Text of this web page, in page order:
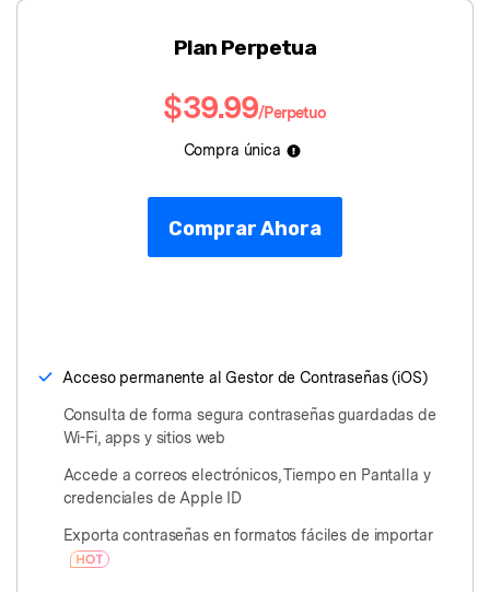
Plan Perpetua
$39.99/Perpetuo
Compra única
Comprar Ahora
󠀰Acceso permanente al Gestor de Contraseñas (iOS)
Consulta de forma segura contraseñas guardadas de
Wi-Fi, apps y sitios web
Accede a correos electrónicos, Tiempo en Pantalla y
credenciales de Apple ID
Exporta contraseñas en formatos fáciles de importar